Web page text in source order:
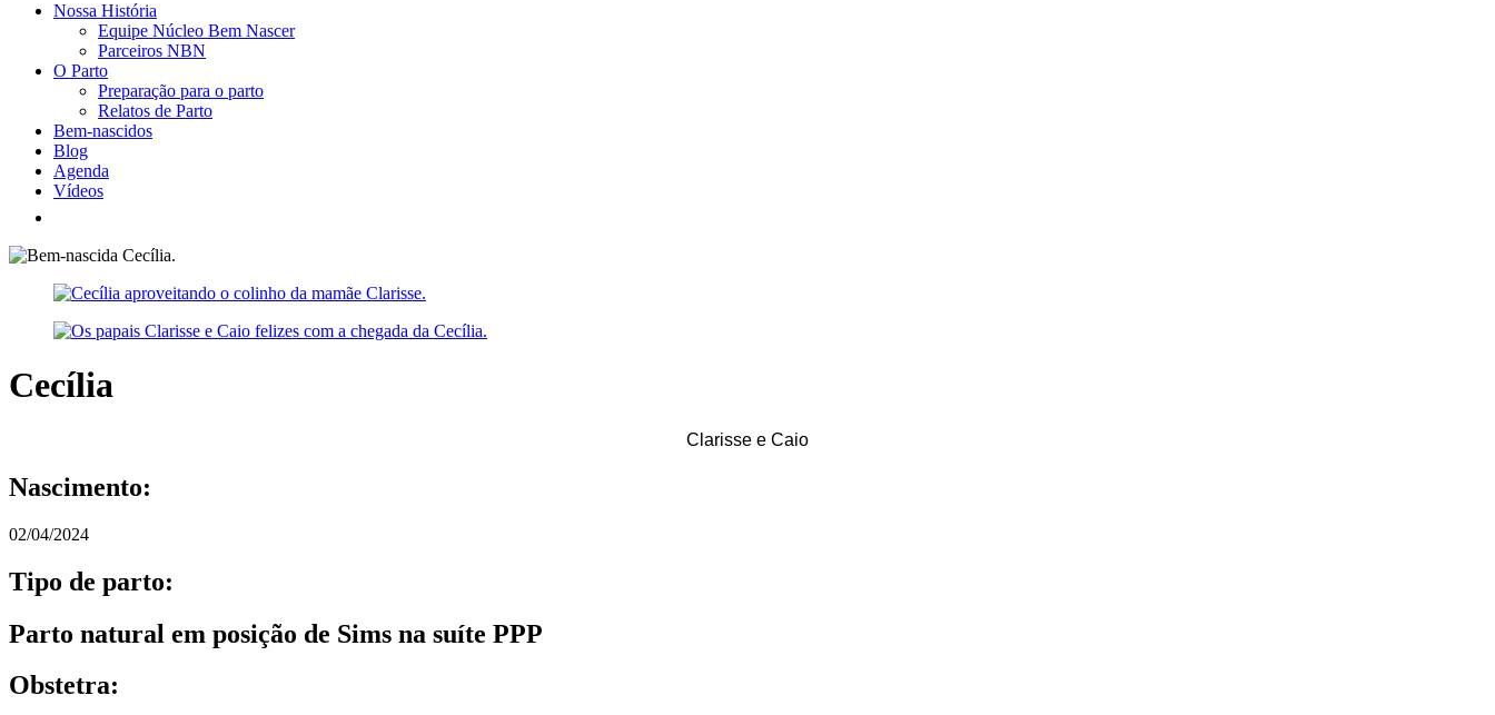
Nossa História
Equipe Núcleo Bem Nascer
Parceiros NBN
O Parto
Preparação para o parto
Relatos de Parto
Bem-nascidos
Blog
Agenda
Vídeos
Cecília
Clarisse e Caio
Nascimento:
02/04/2024
Tipo de parto:
Parto natural em posição de Sims na suíte PPP
Obstetra: